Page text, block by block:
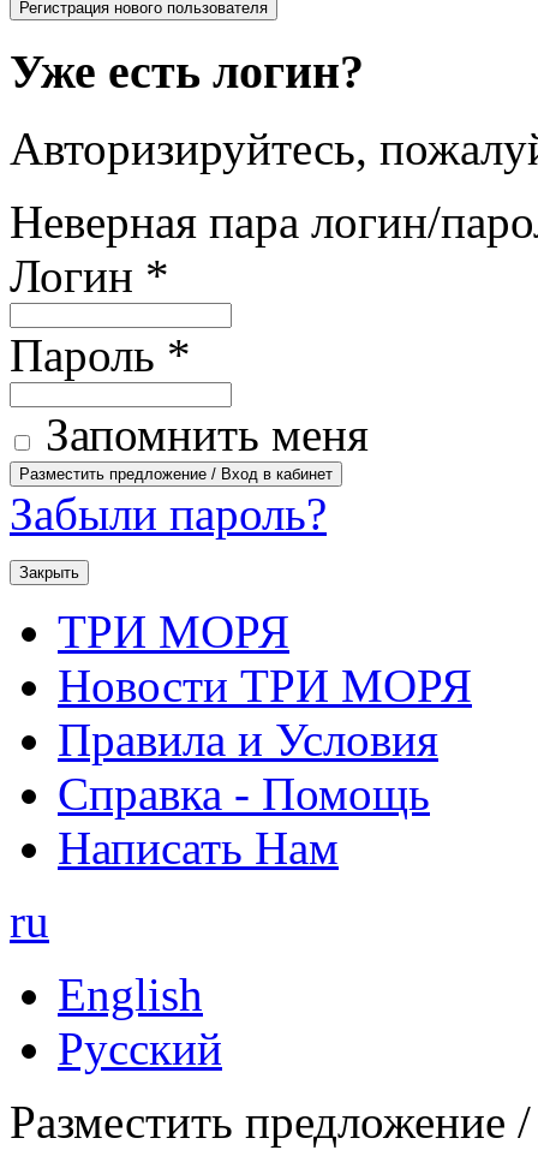
Уже есть логин?
Авторизируйтесь,
Неверная пара логин/
Логин *
Пароль *
Запомнить меня
Забыли пароль?
Закрыть
ТРИ МОРЯ
Новости ТРИ МОРЯ
Правила и Условия
Справка - Помощь
Написать Нам
ru
English
Русский
Разместить предложение